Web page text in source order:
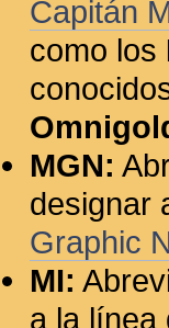
Capitán
como los
MGN:
designar
Graphic
MI:
a la